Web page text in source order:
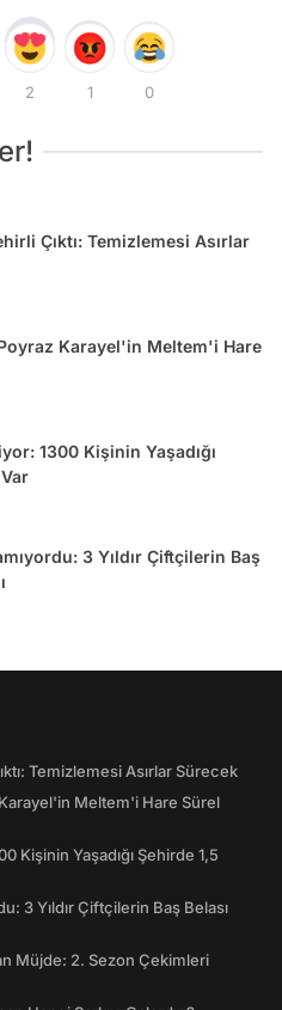
2 1 0
Çıktı: Temizlemesi Asırlar
Karayel'in Meltem'i Hare
1300 Kişinin Yaşadığı
3 Yıldır Çiftçilerin Baş
Temizlemesi Asırlar Sürecek
Karayel'in Meltem'i Hare Sürel
Kişinin Yaşadığı Şehirde 1,5
3 Yıldır Çiftçilerin Baş Belası
Müjde: 2. Sezon Çekimleri